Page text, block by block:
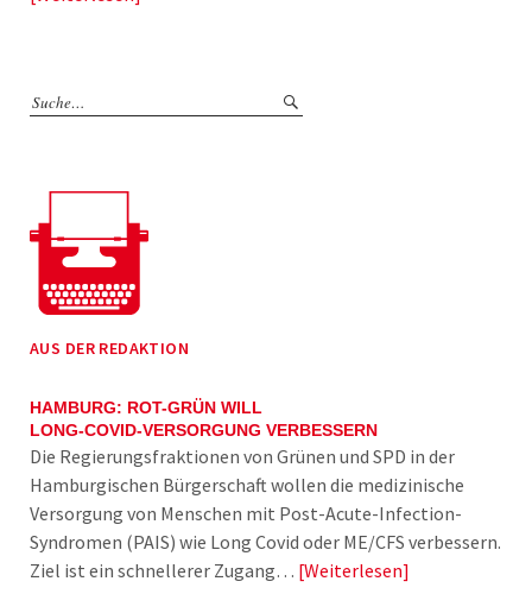
AUS DER REDAKTION
HAMBURG: ROT-GRÜN WILL
LONG-COVID-VERSORGUNG VERBESSERN
Die Regierungsfraktionen von Grünen und SPD in der
Hamburgischen Bürgerschaft wollen die medizinische
Versorgung von Menschen mit Post-Acute-Infection-
Syndromen (PAIS) wie Long Covid oder ME/CFS verbessern.
Ziel ist ein schnellerer Zugang… Weiterlesen